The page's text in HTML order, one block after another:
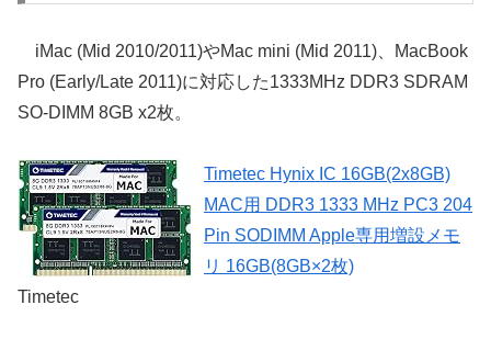
iMac (Mid 2010/2011)やMac mini (Mid 2011)、MacBook
Pro (Early/Late 2011)に対応した1333MHz DDR3 SDRAM
SO-DIMM 8GB x2枚。
Timetec Hynix IC 16GB(2x8GB)
MAC用 DDR3 1333 MHz PC3 204
Pin SODIMM Apple専用増設メモ
リ 16GB(8GB×2枚)
Timetec